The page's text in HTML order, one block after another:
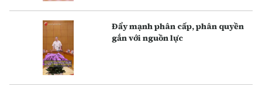
Đẩy mạnh phân cấp, phân quyền
gắn với nguồn lực